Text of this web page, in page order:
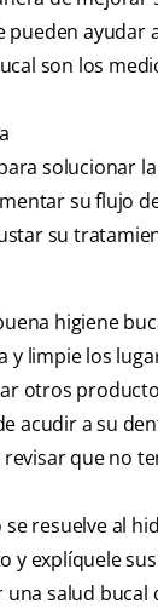
ayudar
son los
solucionar
su flujo
su
higiene
y limpie los
otros
acudir a su
que no
resuelve al
explíquele
salud